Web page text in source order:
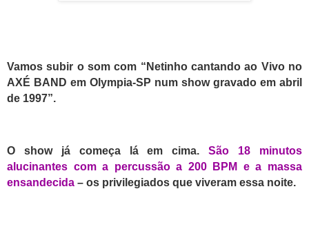
Vamos subir o som com “Netinho cantando ao Vivo no
AXÉ BAND em Olympia-SP num show gravado em abril
de 1997”.
O show já começa lá em cima.São 18 minutos
alucinantes com a percussão a 200 BPM e a massa
ensandecida – os privilegiados que viveram essa noite.